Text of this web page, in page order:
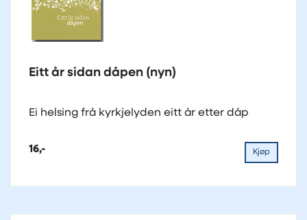
Eitt år sidan dåpen (nyn)
Ei helsing frå kyrkjelyden eitt år etter dåp
16,- Kjøp